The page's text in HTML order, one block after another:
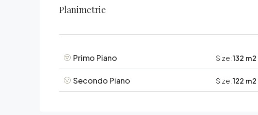
Planimetrie
Primo Piano Size:132 m2
Secondo Piano Size:122 m2